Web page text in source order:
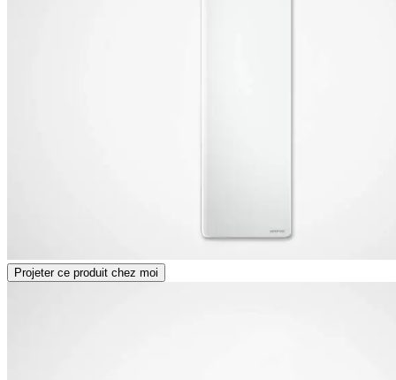
Projeter ce produit chez moi